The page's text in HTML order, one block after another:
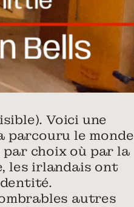
Voici une
parcouru le monde
par choix où par la
les irlandais ont
autres